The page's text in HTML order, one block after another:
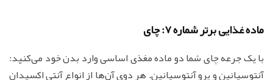
ماده غذایی برتر شماره 7: چای
با یک جرعه چای شما دو ماده مغذی اساسی وارد بدن خود می‌کنید:
آنتوسیانین و پرو آنتوسیانین. هر دوی آن‌ها از انواع آنتی اکسیدان